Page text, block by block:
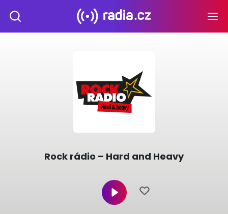
Rock rádio – Hard and Heavy